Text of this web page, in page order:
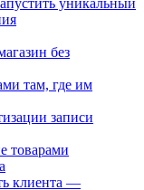
уникальный
без
там, где им
записи
товарами
клиента —